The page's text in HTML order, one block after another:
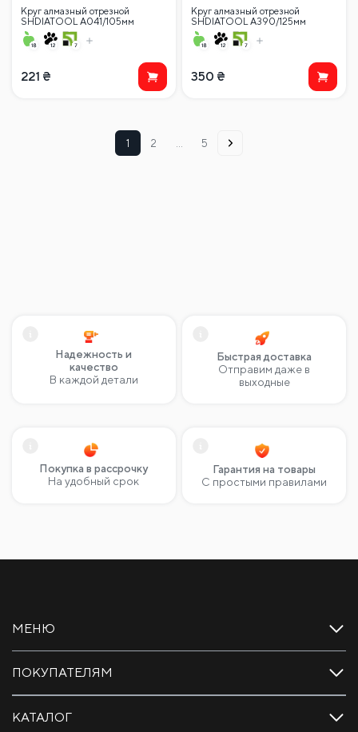
Круг алмазный отрезной
SHDIATOOL A041/105мм
221 ₴
Круг алмазный отрезной
SHDIATOOL A390/125мм
350 ₴
1 2 5
Надежность и
качество
В каждой детали
Быстрая доставка
Отправим даже в
выходные
Покупка в рассрочку
На удобный срок
Гарантия на товары
С простыми правилами
КАТАЛОГ
ПОКУПАТЕЛЯМ
МЕНЮ